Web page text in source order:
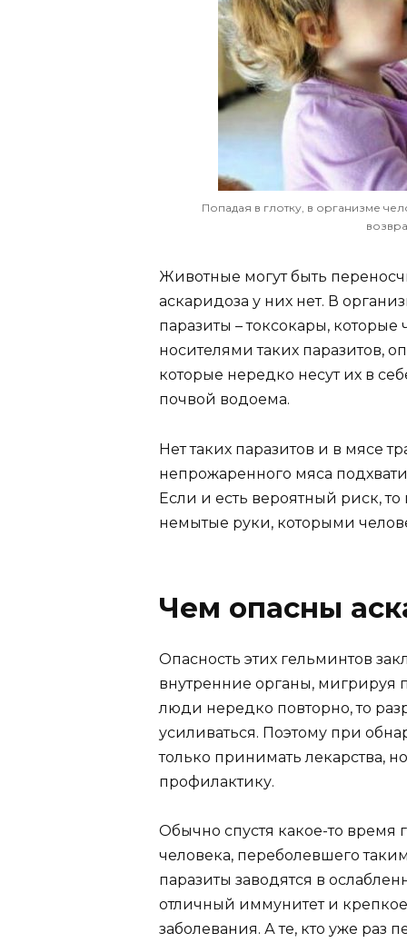
Попадая в глотку, в организме
Животные могут быть
аскаридоза у них нет. В
паразиты – токсокары,
носителями таких паразитов,
которые нередко несут их в
почвой водоема.
Нет таких паразитов и в мясе
непрожаренного мяса
Если и есть вероятный риск,
немытые руки, которыми
Чем опасны
Опасность этих гельминтов
внутренние органы, мигрируя
люди нередко повторно, то
усиливаться. Поэтому при
только принимать лекарства,
профилактику.
Обычно спустя какое-то время
человека, переболевшего
паразиты заводятся в
отличный иммунитет и крепкое
заболевания. А те, кто уже